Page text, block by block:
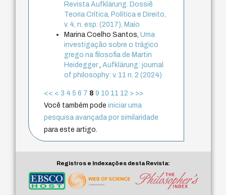
Revista Aufklärung. Dossiê
Teoria Crítica, Política e Direito,
v. 4, n. esp. (2017), Maio
Marina Coelho Santos,Uma
investigação sobre o trágico
grego na filosofia de Martin
Heidegger,Aufklärung: journal
of philosophy: v. 11 n. 2 (2024)
<< < 3 4 5 6 7 8 9 10 11 12 > >>
Você também podeiniciar uma
pesquisa avançada por similaridade
para este artigo.
Registros e Indexações desta Revista: